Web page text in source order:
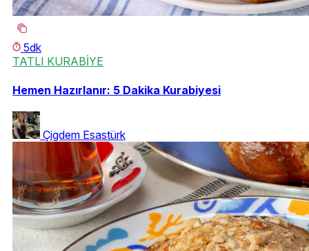
5dk
TATLI KURABİYE
Hemen Hazırlanır: 5 Dakika Kurabiyesi
Çigdem Esastürk